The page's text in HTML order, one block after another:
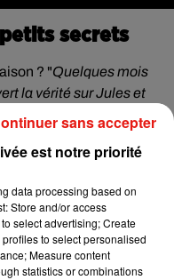
secrets
? "Quelques mois
la vérité sur Jules et
Aires'. Milou et
parentalité, couches
à 200% dans
parviendra à
surtout a-t-elle ouvert la
dans son synopsis.
de ses tracas
que Milou et Charlotte
est notre priorité
data processing based on
Store and/or access
select advertising; Create
to select personalised
Measure content
statistics or combinations
sans accepter